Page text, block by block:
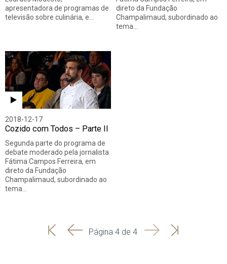
apresentadora de programas de
televisão sobre culinária, e…
direto da Fundação
Champalimaud, subordinado ao
tema…
2018-12-17
Cozido com Todos – Parte II
Segunda parte do programa de
debate moderado pela jornalista
Fátima Campos Ferreira, em
direto da Fundação
Champalimaud, subordinado ao
tema…
'
'
Página 4 de 4 SeguinteÚltima